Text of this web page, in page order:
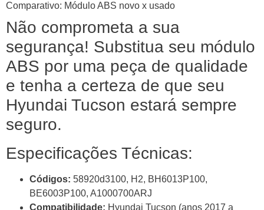
Comparativo: Módulo ABS novo x usado
Não comprometa a sua
segurança! Substitua seu módulo
ABS por uma peça de qualidade
e tenha a certeza de que seu
Hyundai Tucson estará sempre
seguro.
Especificações Técnicas:
Códigos: 58920d3100, H2, BH6013P100,
BE6003P100, A1000700ARJ
Compatibilidade: Hyundai Tucson (anos 2017 a